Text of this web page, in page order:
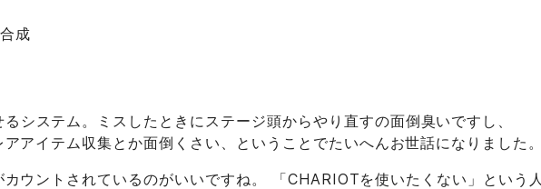
成
システム。ミスしたときにステージ頭からやり直すの面倒臭いですし、
アイテム収集とか面倒くさい、ということでたいへんお世話になりました。
ウントされているのがいいですね。 「CHARIOTを使いたくない」という人